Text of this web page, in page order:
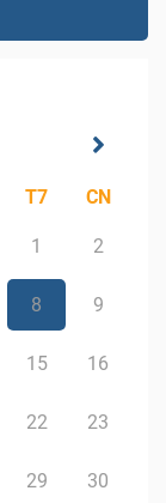
T7 CN
1 2
8 9
15 16
22 23
29 30